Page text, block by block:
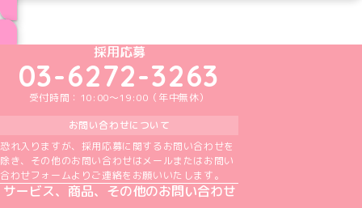
めいどりーみんTikTok公式アカウント
めいどりーみんX公式アカウント
めいどりーみんInstagram公式アカウント
めいどりーみんFacebook公式アカウン
めいどりーみんYouTube公式アカ
採用応募
03-6272-3263
受付時間：10:00～19:00（年中無休）
お問い合わせについて
恐れ入りますが、採用応募に関するお問い合わせを
除き、その他のお問い合わせはメールまたはお問い
合わせフォームよりご連絡をお願いいたします。
サービス、商品、その他のお問い合わせ